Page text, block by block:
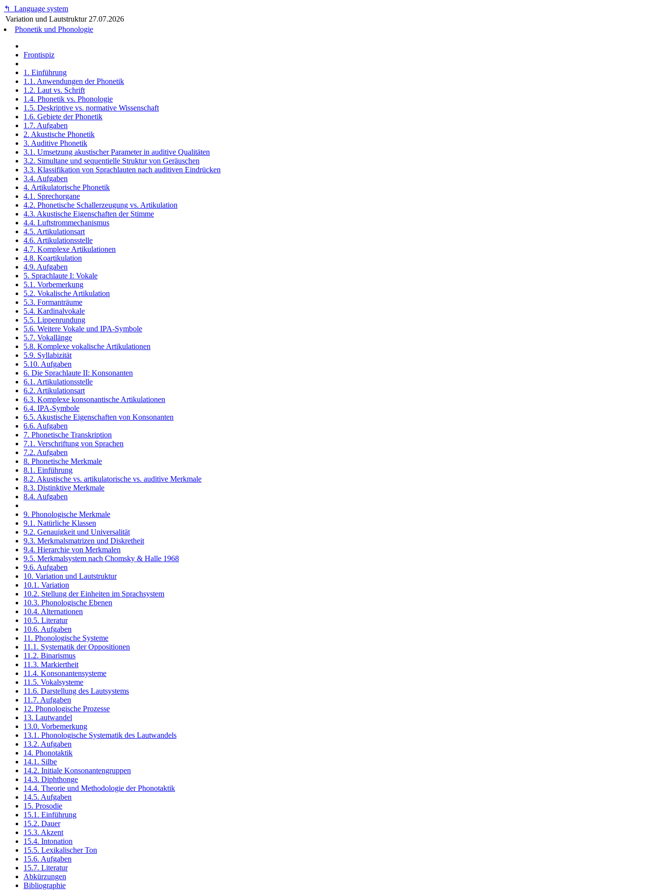
↰
Language system
Variation und Lautstruktur 27.07.2026
Phonetik und Phonologie
Frontispiz
1. Einführung
1.1. Anwendungen der Phonetik
1.2. Laut vs. Schrift
1.4. Phonetik vs. Phonologie
1.5. Deskriptive vs. normative Wissenschaft
1.6. Gebiete der Phonetik
1.7. Aufgaben
2. Akustische Phonetik
3. Auditive Phonetik
3.1. Umsetzung akustischer Parameter in auditive Qualitäten
3.2. Simultane und sequentielle Struktur von Geräuschen
3.3. Klassifikation von Sprachlauten nach auditiven Eindrücken
3.4. Aufgaben
4. Artikulatorische Phonetik
4.1. Sprechorgane
4.2. Phonetische Schallerzeugung vs. Artikulation
4.3. Akustische Eigenschaften der Stimme
4.4. Luftstrommechanismus
4.5. Artikulationsart
4.6. Artikulationsstelle
4.7. Komplexe Artikulationen
4.8. Koartikulation
4.9. Aufgaben
5. Sprachlaute I: Vokale
5.1. Vorbemerkung
5.2. Vokalische Artikulation
5.3. Formanträume
5.4. Kardinalvokale
5.5. Lippenrundung
5.6. Weitere Vokale und IPA-Symbole
5.7. Vokallänge
5.8. Komplexe vokalische Artikulationen
5.9. Syllabizität
5.10. Aufgaben
6. Die Sprachlaute II: Konsonanten
6.1. Artikulationsstelle
6.2. Artikulationsart
6.3. Komplexe konsonantische Artikulationen
6.4. IPA-Symbole
6.5. Akustische Eigenschaften von Konsonanten
6.6. Aufgaben
7. Phonetische Transkription
7.1. Verschriftung von Sprachen
7.2. Aufgaben
8. Phonetische Merkmale
8.1. Einführung
8.2. Akustische vs. artikulatorische vs. auditive Merkmale
8.3. Distinktive Merkmale
8.4. Aufgaben
9. Phonologische Merkmale
9.1. Natürliche Klassen
9.2. Genauigkeit und Universalität
9.3. Merkmalsmatrizen und Diskretheit
9.4. Hierarchie von Merkmalen
9.5. Merkmalsystem nach Chomsky & Halle 1968
9.6. Aufgaben
10. Variation und Lautstruktur
10.1. Variation
10.2. Stellung der Einheiten im Sprachsystem
10.3. Phonologische Ebenen
10.4. Alternationen
10.5. Literatur
10.6. Aufgaben
11. Phonologische Systeme
11.1. Systematik der Oppositionen
11.2. Binarismus
11.3. Markiertheit
11.4. Konsonantensysteme
11.5. Vokalsysteme
11.6. Darstellung des Lautsystems
11.7. Aufgaben
12. Phonologische Prozesse
13. Lautwandel
13.0. Vorbemerkung
13.1. Phonologische Systematik des Lautwandels
13.2. Aufgaben
14. Phonotaktik
14.1. Silbe
14.2. Initiale Konsonantengruppen
14.3. Diphthonge
14.4. Theorie und Methodologie der Phonotaktik
14.5. Aufgaben
15. Prosodie
15.1. Einführung
15.2. Dauer
15.3. Akzent
15.4. Intonation
15.5. Lexikalischer Ton
15.6. Aufgaben
15.7. Literatur
Abkürzungen
Bibliographie